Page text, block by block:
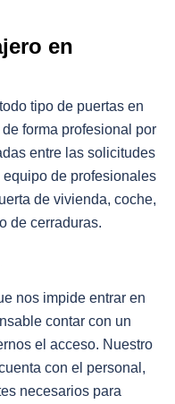
en
tipo de puertas en
forma profesional por
entre las solicitudes
de profesionales
de vivienda, coche,
de cerraduras.
nos impide entrar en
contar con un
el acceso. Nuestro
con el personal,
necesarios para